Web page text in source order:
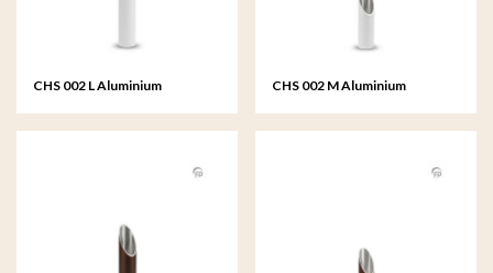
CHS 002 L Aluminium
CHS 002 M Aluminium